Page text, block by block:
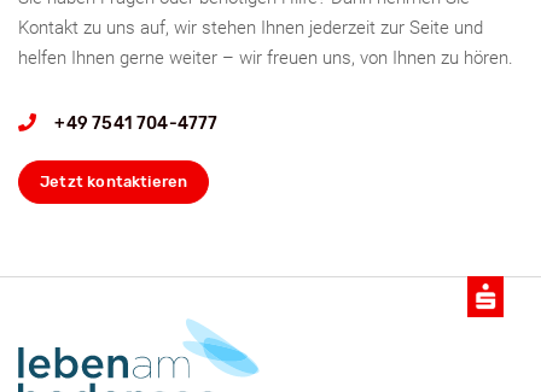
Kontakt zu uns auf, wir stehen Ihnen jederzeit zur Seite und
helfen Ihnen gerne weiter – wir freuen uns, von Ihnen zu hören.
+49 7541 704-4777
Jetzt kontaktieren